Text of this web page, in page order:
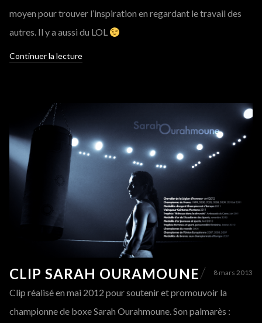
moyen pour trouver l’inspiration en regardant le travail des
autres. Il y a aussi du LOL
Continuer la lecture
CLIP SARAH OURAMOUNE 8 mars 2013
Clip réalisé en mai 2012 pour soutenir et promouvoir la
championne de boxe Sarah Ourahmoune. Son palmarès :